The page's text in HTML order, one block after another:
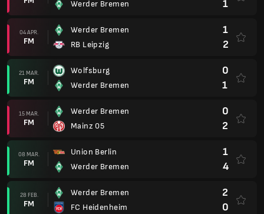
Werder Bremen
1
04 APR.
FM
Werder Bremen
RB Leipzig
1
2
21 MAR.
FM
Wolfsburg
Werder Bremen
0
1
15 MAR.
FM
Werder Bremen
Mainz 05
0
2
08 MAR.
FM
Union Berlin
Werder Bremen
1
4
28 FEB.
FM
Werder Bremen
FC Heidenheim
2
0